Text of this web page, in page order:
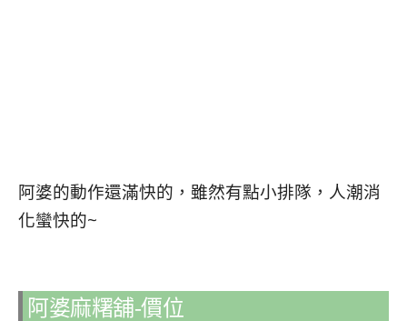
阿婆的動作還滿快的，雖然有點小排隊，人潮消
化蠻快的~
阿婆麻糬舖-價位